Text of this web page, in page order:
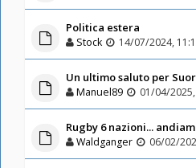
Politica estera
Stock 14/07/2024,
Un ultimo saluto per
Manuel89 01/04/
Rugby 6 nazioni...
Waldganger 06/02/